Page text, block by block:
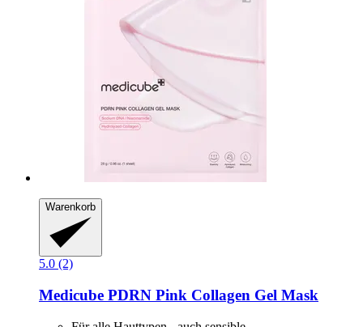
Warenkorb
5.0 (2)
Medicube PDRN Pink Collagen Gel Mask